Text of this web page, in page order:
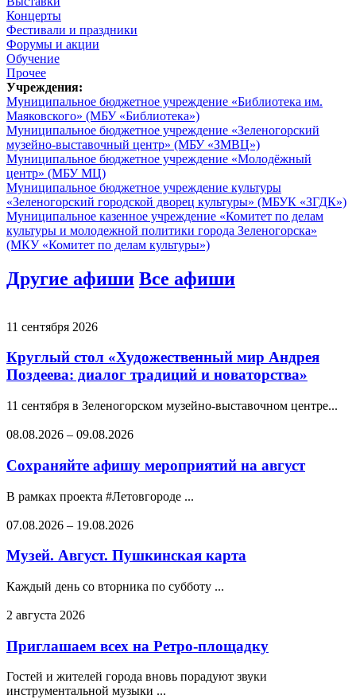
Концерты
Фестивали и праздники
Форумы и акции
Обучение
Прочее
Учреждения:
Муниципальное бюджетное учреждение «Библиотека им.
Маяковского» (МБУ «Библиотека»)
Муниципальное бюджетное учреждение «Зеленогорский
музейно-выставочный центр» (МБУ «ЗМВЦ»)
Муниципальное бюджетное учреждение «Молодёжный
центр» (МБУ МЦ)
Муниципальное бюджетное учреждение культуры
«Зеленогорский городской дворец культуры» (МБУК «ЗГДК»)
Муниципальное казенное учреждение «Комитет по делам
культуры и молодежной политики города Зеленогорска»
(МКУ «Комитет по делам культуры»)
Другие афиши Все афиши
11 сентября 2026
Круглый стол «Художественный мир Андрея
Поздеева: диалог традиций и новаторства»
11 сентября в Зеленогорском музейно-выставочном центре...
08.08.2026 – 09.08.2026
Сохраняйте афишу мероприятий на август
В рамках проекта #Летовгороде ...
07.08.2026 – 19.08.2026
Музей. Август. Пушкинская карта
Каждый день со вторника по субботу ...
2 августа 2026
Приглашаем всех на Ретро-площадку
Гостей и жителей города вновь порадуют звуки
инструментальной музыки ...